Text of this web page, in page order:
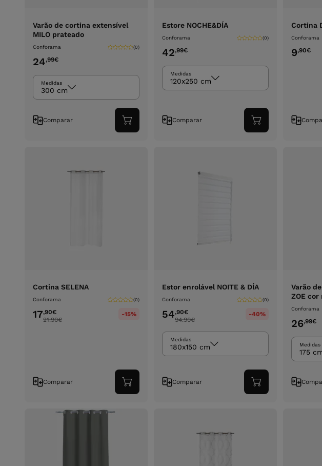
Varão de cortina extensível
MILO prateado
Conforama (0)
24,99€
Medidas
300 cm
Comparar
Adicionar
ao
Estore NOCHE&DÍA
Conforama (0)
42,99€
Medidas
120x250 cm
Comparar
Adicionar
ao
Cortina
Conforama
9,90€
Cortina SELENA
Conforama (0)
17,90€
21.90€
-15%
Comparar
Adicionar
ao
Estor enrolável NOITE & DÍA
Conforama (0)
54,90€
94.90€
-40%
Medidas
180x150 cm
Comparar
Adicionar
ao
Varão
ZOE cor
Conforama
26,99€
Medidas
175